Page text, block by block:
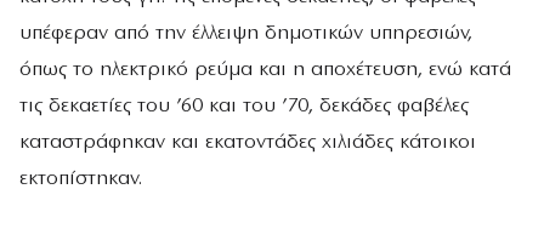
υπέφεραν από την έλλειψη δημοτικών υπηρεσιών,
όπως το ηλεκτρικό ρεύμα και η αποχέτευση, ενώ κατά
τις δεκαετίες του ’60 και του ’70, δεκάδες φαβέλες
καταστράφηκαν και εκατοντάδες χιλιάδες κάτοικοι
εκτοπίστηκαν.